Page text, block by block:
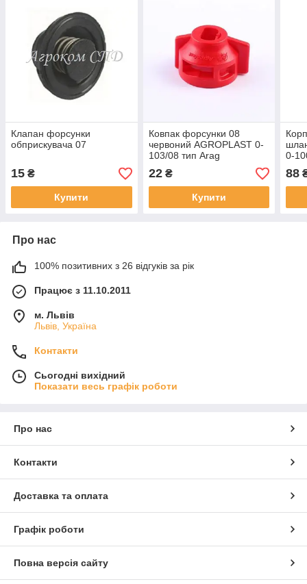
Клапан форсунки
обприскувача 07
15 ₴
Купити
Ковпак форсунки 08
червоний AGROPLAST 0-
103/08 тип Arag
22₴
Купити
0-
88
Про нас
100% позитивних з 26 відгуків за рік
Працює з 11.10.2011
м. Львів
Львів, Україна
Контакти
Сьогодні вихідний
Показати весь графік роботи
Про нас
Контакти
Доставка та оплата
Графік роботи
Повна версія сайту